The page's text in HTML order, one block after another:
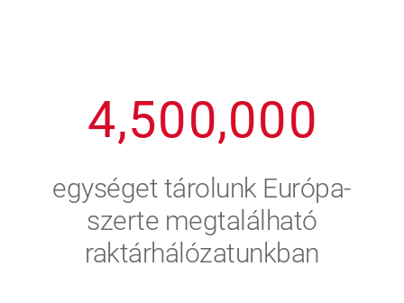
4
5
6
7
,5
6
7
8
00,000
egységet tárolunk Európa-
szerte megtalálható
raktárhálózatunkban